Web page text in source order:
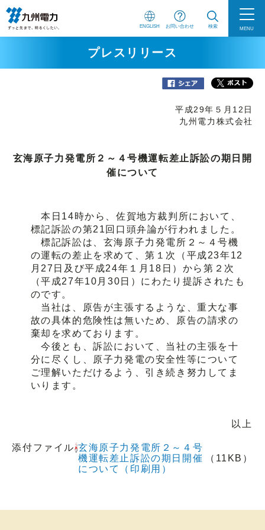
ENGLISH お問い合わせ 検索 MENU
プレスリリース
平成29年５月12日
九州電力株式会社
玄海原子力発電所２～４号機運転差止訴訟の期日開
催について
本日14時から、佐賀地方裁判所において、
標記訴訟の第21回口頭弁論が行われました。
標記訴訟は、玄海原子力発電所２～４号機
の運転の差止を求めて、第１次（平成23年12
月27日及び平成24年１月18日）から第２次
（平成27年10月30日）にわたり提訴されたも
のです。
当社は、原告が主張するような、重大な事
故の具体的危険性は無いため、原告の請求の
棄却を求めております。
今後とも、訴訟において、当社の主張を十
分に尽くし、原子力発電の安全性等について
ご理解いただけるよう、引き続き努力してま
いります。
以上
添付ファイル 玄海原子力発電所２～４号
機運転差止訴訟の期日開催
について（印刷用）
（11KB）